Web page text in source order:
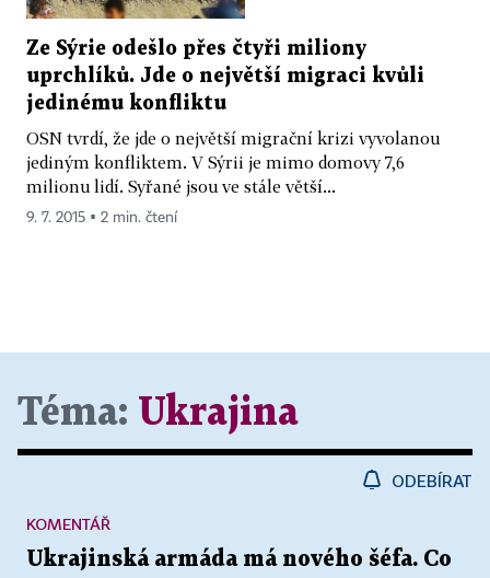
Ze Sýrie odešlo přes čtyři miliony
uprchlíků. Jde o největší migraci kvůli
jedinému konfliktu
OSN tvrdí, že jde o největší migrační krizi vyvolanou
jediným konfliktem. V Sýrii je mimo domovy 7,6
milionu lidí. Syřané jsou ve stále větší...
9. 7. 2015 ▪ 2 min. čtení
Téma: Ukrajina
ODEBÍRAT
Ukrajinská armáda má nového šéfa. Co
KOMENTÁŘ